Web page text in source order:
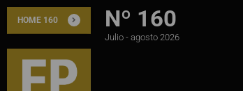
HOME 160 Nº 160
Julio - agosto 2026